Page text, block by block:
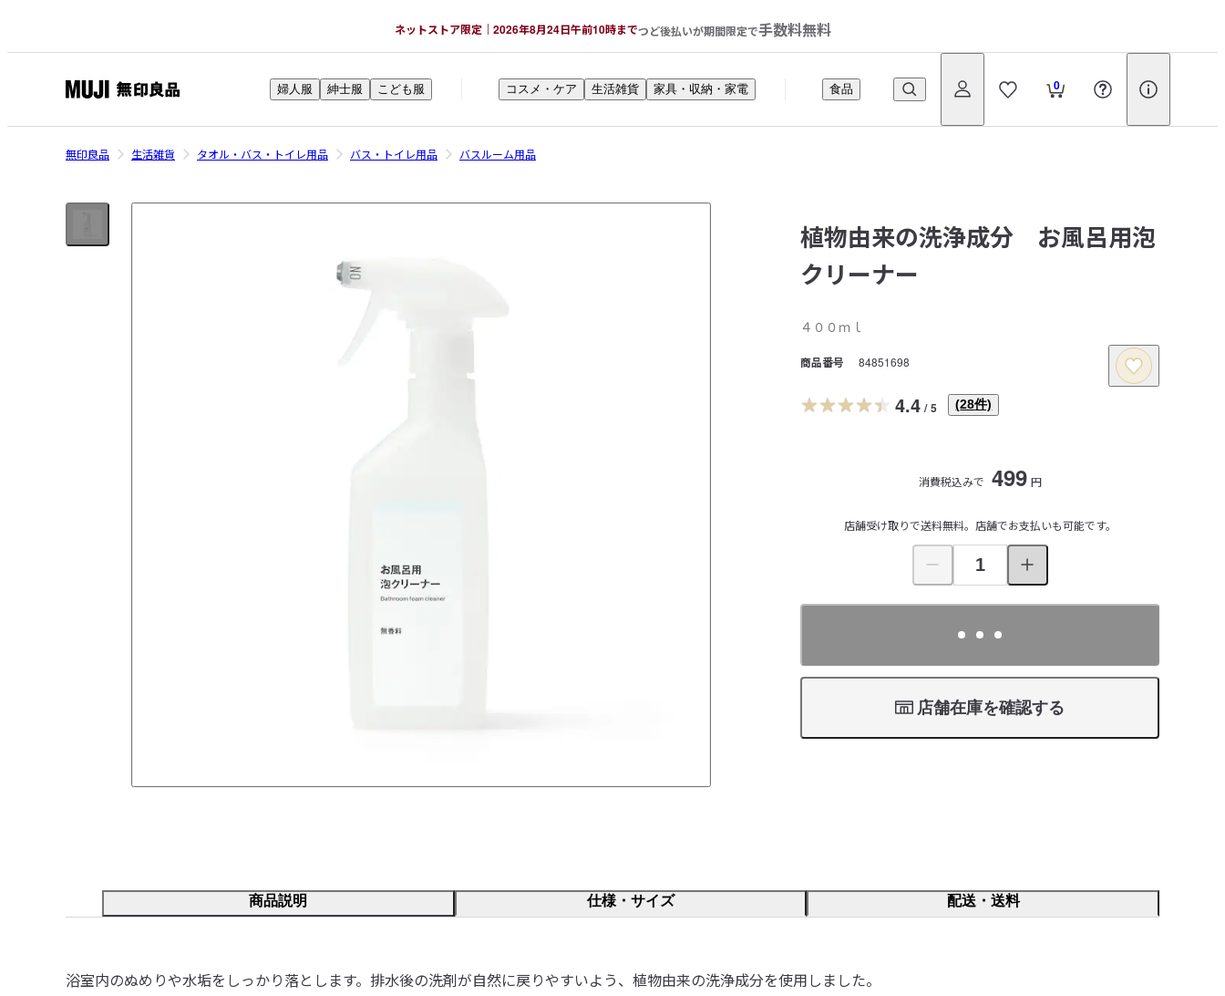
ネットストア限定｜2026年8月24日午前10時までつど後払いが期間限定で手数料無料
印
良
ネ
ト
0
婦人服 紳士服 こども服 コスメ・ケア 生活雑貨 家具・収納・家電 食品
無印良品 生活雑貨 タオル・バス・トイレ用品 バス・トイレ用品 バスルーム用品
植物由来の洗浄成分 お風呂用泡
クリーナー
４００ｍｌ
商品番号 84851698
4.4 / 5 (28件)
消費税込みで 499 円
店舗受け取りで送料無料。店舗でお支払いも可能です。
店舗在庫を確認する
商品説明 仕様・サイズ 配送・送料
浴室内のぬめりや水垢をしっかり落とします。排水後の洗剤が自然に戻りやすいよう、植物由来の洗浄成分を使用しました。